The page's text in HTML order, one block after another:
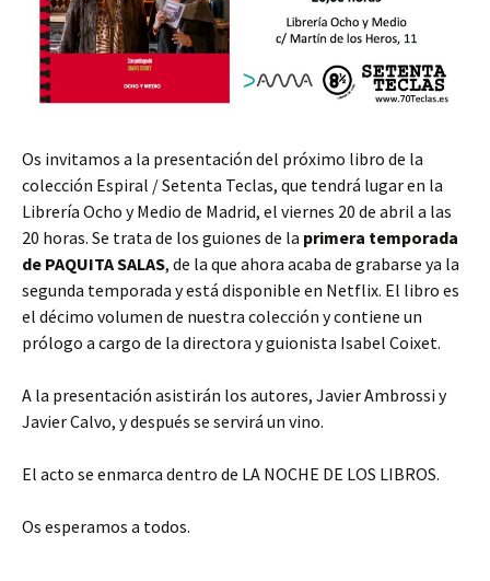
Os invitamos a la presentación del próximo libro de la
colección Espiral / Setenta Teclas, que tendrá lugar en la
Librería Ocho y Medio de Madrid, el viernes 20 de abril a las
20 horas. Se trata de los guiones de la primera temporada
de PAQUITA SALAS, de la que ahora acaba de grabarse ya la
segunda temporada y está disponible en Netflix. El libro es
el décimo volumen de nuestra colección y contiene un
prólogo a cargo de la directora y guionista Isabel Coixet.
A la presentación asistirán los autores, Javier Ambrossi y
Javier Calvo, y después se servirá un vino.
El acto se enmarca dentro de LA NOCHE DE LOS LIBROS.
Os esperamos a todos.